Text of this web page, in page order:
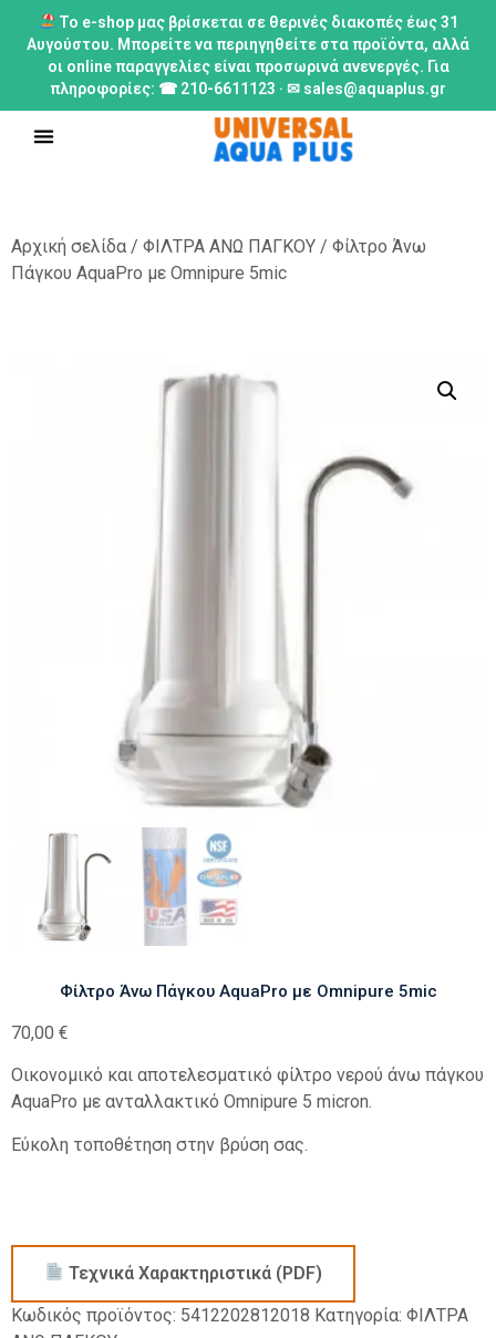
Το e-shop μας βρίσκεται σε θερινές διακοπές έως 31
Αυγούστου. Μπορείτε να περιηγηθείτε στα προϊόντα, αλλά
οι online παραγγελίες είναι προσωρινά ανενεργές. Για
πληροφορίες: ☎ 210-6611123 · ✉ sales@aquaplus.gr
Αρχική σελίδα / ΦΙΛΤΡΑ ΑΝΩ ΠΑΓΚΟΥ / Φίλτρο Άνω
Πάγκου AquaPro με Omnipure 5mic
Φίλτρο Άνω Πάγκου AquaPro με Omnipure 5mic
70,00 €
Οικονομικό και αποτελεσματικό φίλτρο νερού άνω πάγκου
AquaPro με ανταλλακτικό Omnipure 5 micron.
Εύκολη τοποθέτηση στην βρύση σας.
Τεχνικά Χαρακτηριστικά (PDF)
Κωδικός προϊόντος: 5412202812018 Κατηγορία: ΦΙΛΤΡΑ